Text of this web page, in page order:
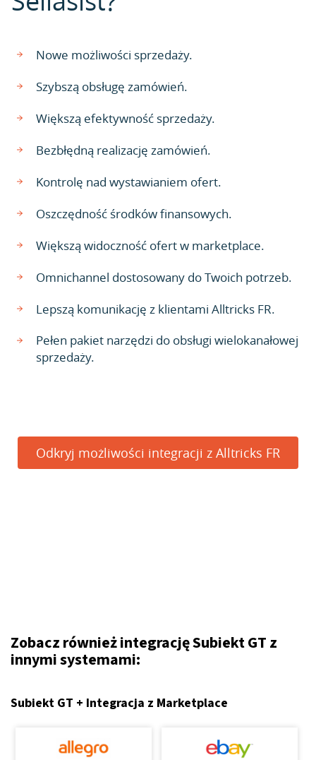
Nowe możliwości sprzedaży.
Szybszą obsługę zamówień.
Większą efektywność sprzedaży.
Bezbłędną realizację zamówień.
Kontrolę nad wystawianiem ofert.
Oszczędność środków finansowych.
Większą widoczność ofert w marketplace.
Omnichannel dostosowany do Twoich potrzeb.
Lepszą komunikację z klientami Alltricks FR.
Pełen pakiet narzędzi do obsługi wielokanałowej
sprzedaży.
Odkryj możliwości integracji z Alltricks FR
Zobacz również integrację Subiekt GT z
innymi systemami:
Subiekt GT + Integracja z Marketplace